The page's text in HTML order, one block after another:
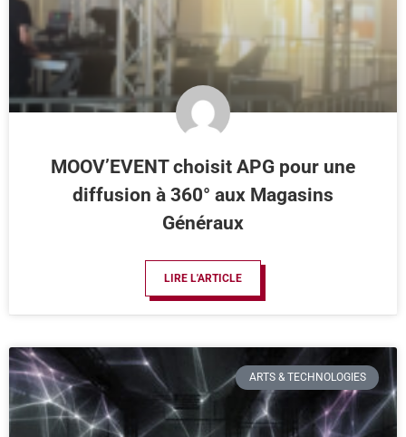
MOOV’EVENT choisit APG pour une
diffusion à 360° aux Magasins
Généraux
LIRE L'ARTICLE
ARTS & TECHNOLOGIES